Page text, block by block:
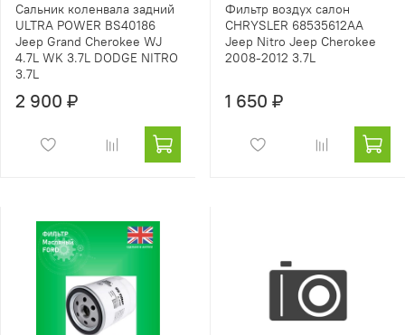
Сальник коленвала задний
ULTRA POWER BS40186
Jeep Grand Cherokee WJ
4.7L WK 3.7L DODGE NITRO
3.7L
2 900 ₽
Фильтр воздух салон
CHRYSLER 68535612AA
Jeep Nitro Jeep Cherokee
2008-2012 3.7L
1 650 ₽